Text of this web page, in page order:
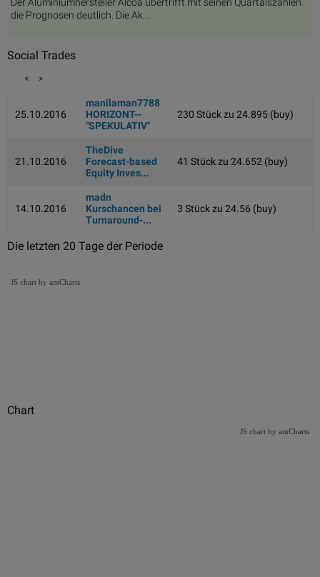
die Prognosen deutlich. Die Ak...
Social Trades
« »
25.10.2016
manilaman7788
HORIZONT--
"SPEKULATIV"
230 Stück zu 24.895 (buy)
21.10.2016
TheDive
Forecast-based
Equity Inves...
41 Stück zu 24.652 (buy)
14.10.2016
madn
Kurschancen bei
Turnaround-...
3 Stück zu 24.56 (buy)
Die letzten 20 Tage der Periode
JS chart by amCharts
Chart
JS chart by amCharts